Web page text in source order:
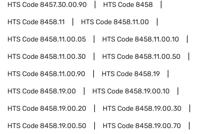
HTS Code8457.30.00.90 HTS Code8458
HTS Code8458.11 HTS Code8458.11.00
HTS Code8458.11.00.05 HTS Code8458.11.00.10
HTS Code8458.11.00.30 HTS Code8458.11.00.50
HTS Code8458.11.00.90 HTS Code8458.19
HTS Code8458.19.00 HTS Code8458.19.00.10
HTS Code8458.19.00.20 HTS Code8458.19.00.30
HTS Code8458.19.00.50 HTS Code8458.19.00.70